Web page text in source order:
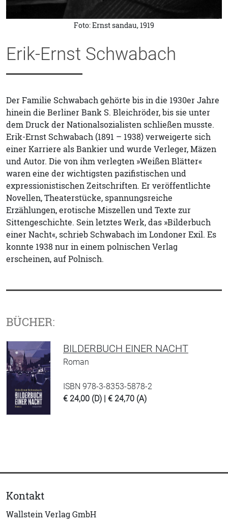
Foto: Ernst sandau, 1919
Erik-Ernst Schwabach
Der Familie Schwabach gehörte bis in die 1930er Jahre
hinein die Berliner Bank S. Bleichröder, bis sie unter
dem Druck der Nationalsozialisten schließen musste.
Erik-Ernst Schwabach (1891 – 1938) verweigerte sich
einer Karriere als Bankier und wurde Verleger, Mäzen
und Autor. Die von ihm verlegten »Weißen Blätter«
waren eine der wichtigsten pazifistischen und
expressionistischen Zeitschriften. Er veröffentlichte
Novellen, Theaterstücke, spannungsreiche
Erzählungen, erotische Miszellen und Texte zur
Sittengeschichte. Sein letztes Werk, das »Bilderbuch
einer Nacht«, schrieb Schwabach im Londoner Exil. Es
konnte 1938 nur in einem polnischen Verlag
erscheinen, auf Polnisch.
BÜCHER:
BILDERBUCH EINER NACHT
Roman
ISBN 978-3-8353-5878-2
€ 24,00 (D) | € 24,70 (A)
Kontakt
Wallstein Verlag GmbH